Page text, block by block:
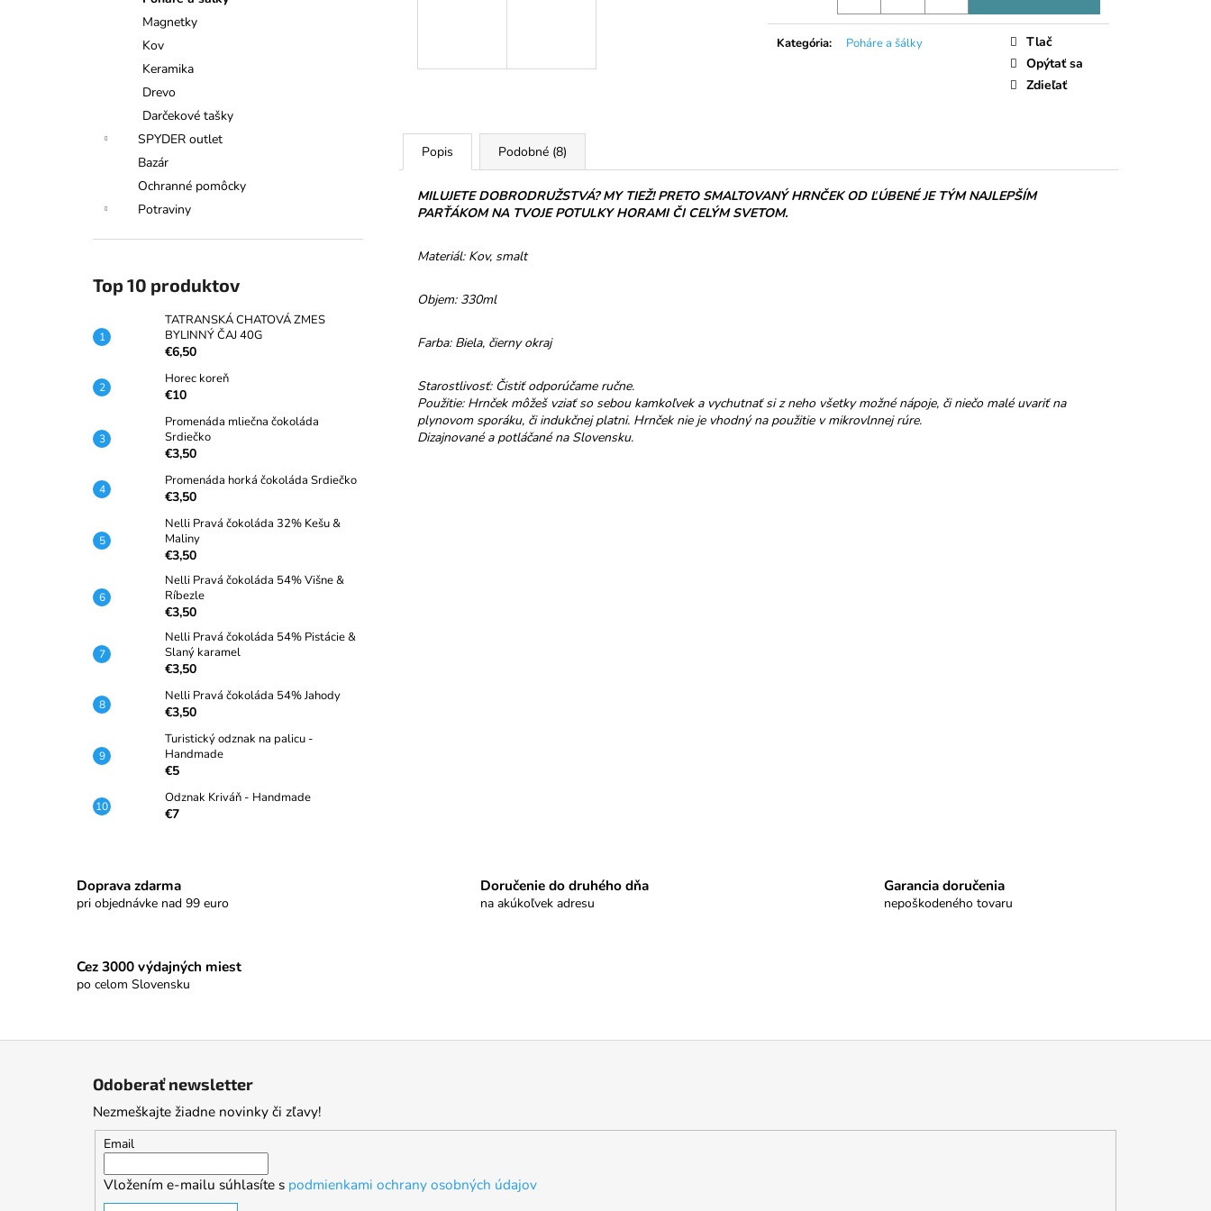
Magnetky
Kov
Keramika
Drevo
Darčekové tašky
SPYDER outlet
Bazár
Ochranné pomôcky
Potraviny
Top 10 produktov
TATRANSKÁ CHATOVÁ ZMES
BYLINNÝ ČAJ 40G
€6,50
Horec koreň
€10
Promenáda mliečna čokoláda
Srdiečko
€3,50
Promenáda horká čokoláda Srdiečko
€3,50
Nelli Pravá čokoláda 32% Kešu &
Maliny
€3,50
Nelli Pravá čokoláda 54% Višne &
Ríbezle
€3,50
Nelli Pravá čokoláda 54% Pistácie &
Slaný karamel
€3,50
Nelli Pravá čokoláda 54% Jahody
€3,50
Turistický odznak na palicu -
Handmade
€5
Odznak Kriváň - Handmade
€7
Kategória: Poháre a šálky
Tlač
Opýtať sa
Zdieľať
Popis Podobné (8)
MILUJETE DOBRODRUŽSTVÁ? MY TIEŽ! PRETO SMALTOVANÝ HRNČEK OD ĽÚBENÉ JE TÝM NAJLEPŠÍM
PARŤÁKOM NA TVOJE POTULKY HORAMI ČI CELÝM SVETOM.
Materiál: Kov, smalt
Objem: 330ml
Farba: Biela, čierny okraj
Starostlivosť: Čistiť odporúčame ručne.
Použitie: Hrnček môžeš vziať so sebou kamkoľvek a vychutnať si z neho všetky možné nápoje, či niečo malé uvariť na
plynovom sporáku, či indukčnej platni. Hrnček nie je vhodný na použitie v mikrovlnnej rúre.
Dizajnované a potláčané na Slovensku.
BYLINNÝ ČAJ 40G
SRDIEČKO
Doprava zdarma
pri objednávke nad 99 euro
Doručenie do druhého dňa
na akúkoľvek adresu
Garancia doručenia
nepoškodeného tovaru
Cez 3000 výdajných miest
po celom Slovensku
Odoberať newsletter
Nezmeškajte žiadne novinky či zľavy!
Email
Vložením e-mailu súhlasíte s podmienkami ochrany osobných údajov